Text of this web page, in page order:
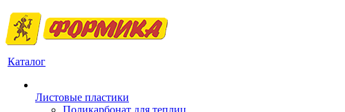
Каталог
Листовые пластики
Поликарбонат для теплиц